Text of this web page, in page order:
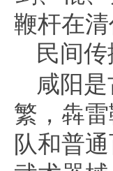
鞭杆在
民间
咸阳
繁，犇
队和普